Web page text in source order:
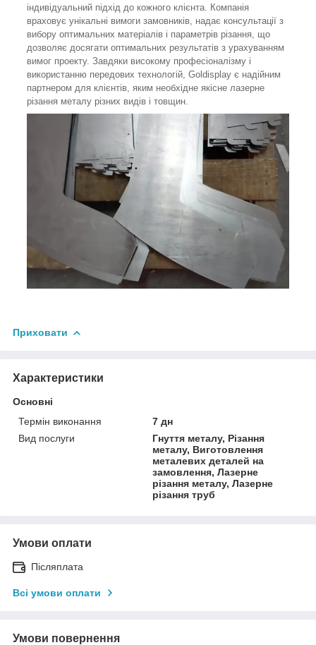
індивідуальний підхід до кожного клієнта. Компанія
враховує унікальні вимоги замовників, надає консультації з
вибору оптимальних матеріалів і параметрів різання, що
дозволяє досягати оптимальних результатів з урахуванням
вимог проекту. Завдяки високому професіоналізму і
використанню передових технологій, Goldisplay є надійним
партнером для клієнтів, яким необхідне якісне лазерне
різання металу різних видів і товщин.
Приховати
Характеристики
Основні
Термін виконання
7 дн
Вид послуги
Гнуття металу, Різання
металу, Виготовлення
металевих деталей на
замовлення, Лазерне
різання металу, Лазерне
різання труб
Умови оплати
Післяплата
Всі умови оплати
Умови повернення